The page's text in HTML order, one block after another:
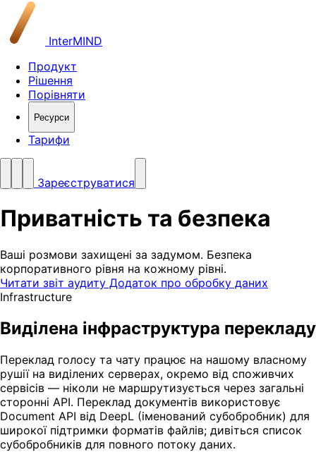
InterMIND
Продукт
Рішення
Порівняти
Ресурси
Тарифи
Зареєструватися
Приватність та безпека
Ваші розмови захищені за задумом. Безпека
корпоративного рівня на кожному рівні.
Читати звіт аудиту Додаток про обробку даних
Infrastructure
Виділена інфраструктура перекладу
Переклад голосу та чату працює на нашому власному
рушії на виділених серверах, окремо від споживчих
сервісів — ніколи не маршрутизується через загальні
сторонні API. Переклад документів використовує
Document API від DeepL (іменований субобробник) для
широкої підтримки форматів файлів; дивіться список
субобробників для повного потоку даних.